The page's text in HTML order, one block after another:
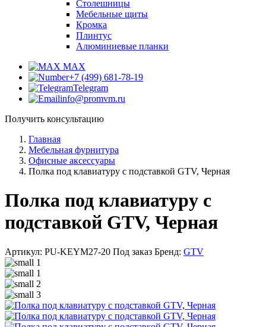
Столешницы
Мебельные щиты
Кромка
Плинтус
Алюминиевые планки
MAX
+7 (499) 681-78-19
Telegram
info@promvm.ru
Получить консультацию
Главная
Мебельная фурнитура
Офисные аксессуары
Полка под клавиатуру с подставкой GTV, Черная
Полка под клавиатуру с
подставкой GTV, Черная
Артикул: PU-KEYM27-20 Под заказ Бренд: GTV